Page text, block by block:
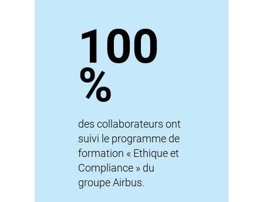
100
%
des collaborateurs ont
suivi le programme de
formation « Ethique et
Compliance » du
groupe Airbus.